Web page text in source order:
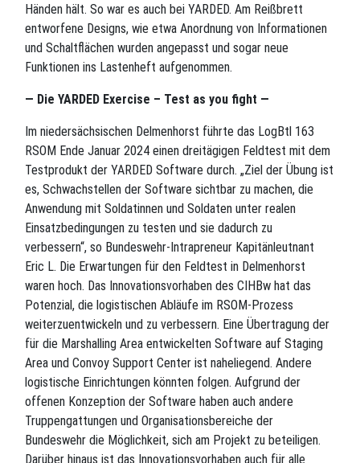
Händen hält. So war es auch bei YARDED. Am Reißbrett
entworfene Designs, wie etwa Anordnung von Informationen
und Schaltflächen wurden angepasst und sogar neue
Funktionen ins Lastenheft aufgenommen.
— Die YARDED Exercise – Test as you fight —
Im niedersächsischen Delmenhorst führte das LogBtl 163
RSOM Ende Januar 2024 einen dreitägigen Feldtest mit dem
Testprodukt der YARDED Software durch. „Ziel der Übung ist
es, Schwachstellen der Software sichtbar zu machen, die
Anwendung mit Soldatinnen und Soldaten unter realen
Einsatzbedingungen zu testen und sie dadurch zu
verbessern“, so Bundeswehr-Intrapreneur Kapitänleutnant
Eric L. Die Erwartungen für den Feldtest in Delmenhorst
waren hoch. Das Innovationsvorhaben des CIHBw hat das
Potenzial, die logistischen Abläufe im RSOM-Prozess
weiterzuentwickeln und zu verbessern. Eine Übertragung der
für die Marshalling Area entwickelten Software auf Staging
Area und Convoy Support Center ist naheliegend. Andere
logistische Einrichtungen könnten folgen. Aufgrund der
offenen Konzeption der Software haben auch andere
Truppengattungen und Organisationsbereiche der
Bundeswehr die Möglichkeit, sich am Projekt zu beteiligen.
Darüber hinaus ist das Innovationsvorhaben auch für alle